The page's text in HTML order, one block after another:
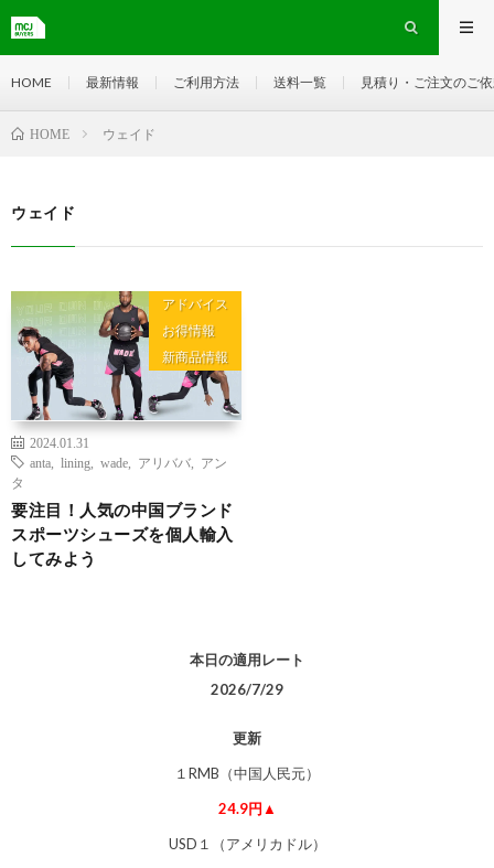
HOME 最新情報 ご利用方法 送料一覧 見積り・ご注文のご
HOME ウェイド
ウェイド
アドバイス
お得情報
新商品情報
2024.01.31
anta
lining wade アリババ
アン
タ
要注目！人気の中国ブランド
スポーツシューズを個人輸入
してみよう
本日の適用レート
2026/7/29
更新
１RMB（中国人民元）
24.9円▲
USD１（アメリカドル）